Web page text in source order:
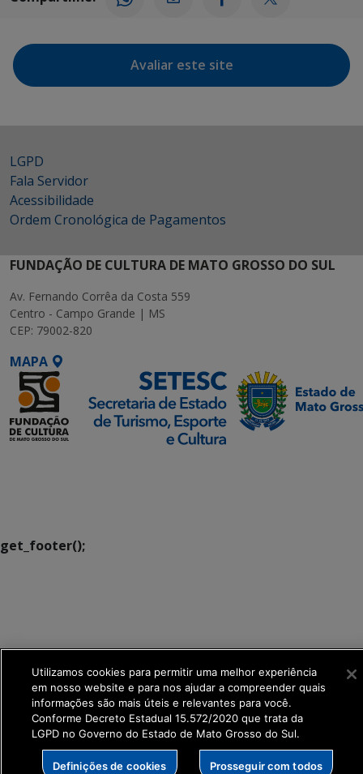
Avaliar este site
LGPD
Fala Servidor
Acessibilidade
Ordem Cronológica de Pagamentos
FUNDAÇÃO DE CULTURA DE MATO GROSSO DO SUL
Av. Fernando Corrêa da Costa 559
Centro - Campo Grande | MS
CEP: 79002-820
MAPA
get_footer();
Utilizamos cookies para permitir uma melhor experiência
em nosso website e para nos ajudar a compreender quais
informações são mais úteis e relevantes para você.
Conforme Decreto Estadual 15.572/2020 que trata da
LGPD no Governo do Estado de Mato Grosso do Sul.
Definições de cookies Prosseguir com todos